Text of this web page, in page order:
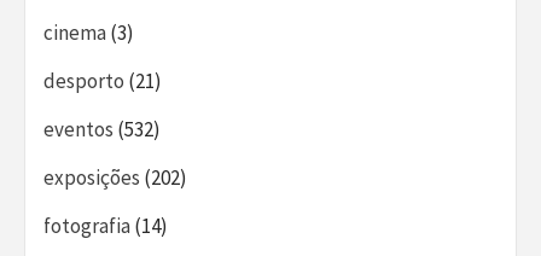
cinema(3)
desporto (21)
eventos (532)
exposições (202)
fotografia(14)